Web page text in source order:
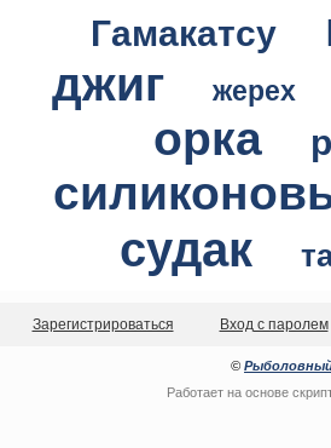
Гамакатсу
джиг
жерех
орка
судак
Зарегистрироваться Вход с паролем
© Рыболовный
Работает на основе